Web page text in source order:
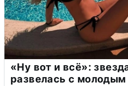
«Ну вот и всё»:
развелась с